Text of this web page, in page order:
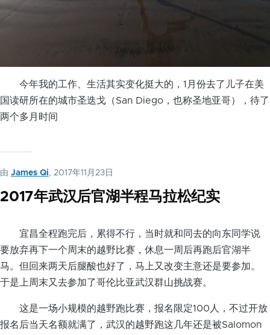
今年我的工作、生活其实变化挺大的，1月份去了儿子在美
国读研所在的城市圣迭戈（San Diego，也称圣地亚哥），待了
两个多月时间
由 James Qi, 2017年11月23日
2017年武汉后官湖半程马拉松纪实
宜昌全程跑完后，累得不行，当时就和同去的向东同学说
要放弃再下一个周末的越野比赛，休息一周后再跑后官湖半
马。但回来两天后腿酸也好了，马上又改变主意还是要参加。
于是上周末又去参加了哥伦比亚武汉群山挑战赛。
这是一场小规模的越野跑比赛，报名限定100人，不过开放
报名后当天名额就满了，武汉的越野跑这几年还是被Salomon